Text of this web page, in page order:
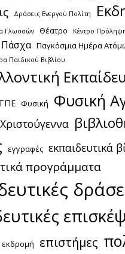
Δράσεις Ενεργού Πολίτη
Γλωσσών Θέατρο Κέντρο
Πάσχα Παγκόσμια Ημέρα
Παιδικού Βιβλίου
Φυσική Φυσική
Χριστούγεννα
εγγραφές εκπαιδευτικά
προγράμματα
εκδρομή επιστήμες